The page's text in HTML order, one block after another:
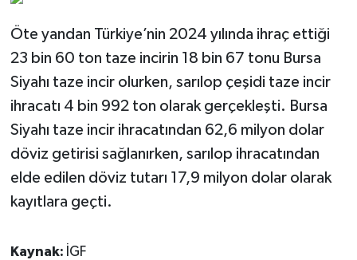
Öte yandan Türkiye’nin 2024 yılında ihraç ettiği
23 bin 60 ton taze incirin 18 bin 67 tonu Bursa
Siyahı taze incir olurken, sarılop çeşidi taze incir
ihracatı 4 bin 992 ton olarak gerçekleşti. Bursa
Siyahı taze incir ihracatından 62,6 milyon dolar
döviz getirisi sağlanırken, sarılop ihracatından
elde edilen döviz tutarı 17,9 milyon dolar olarak
kayıtlara geçti.
Kaynak: İGF